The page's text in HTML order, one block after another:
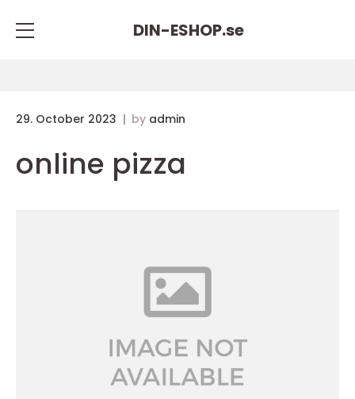
DIN-ESHOP.se
29. October 2023 by admin
online pizza